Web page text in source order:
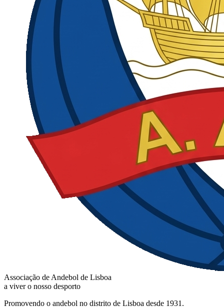
Associação de Andebol de Lisboa
a viver o nosso desporto
Promovendo o andebol no distrito de Lisboa desde 1931.